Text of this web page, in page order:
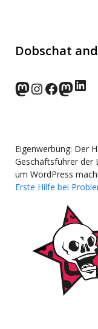
Dobschat
norden.social
Instagram
Facebook
wp-
Eigenwerbung: Der
Geschäftsführer der
um WordPress
Erste Hilfe bei